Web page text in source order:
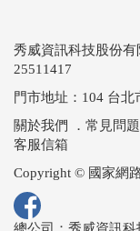
秀威資訊科技股份
25511417
門市地址：104 台
關於我們
． 常見問題
客服信箱
Copyright © 國家網